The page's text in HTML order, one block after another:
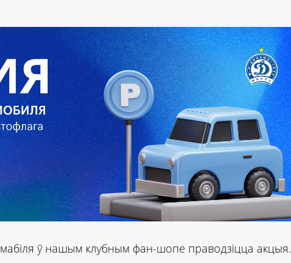
ў нашым клубным фан-шопе праводзіцца акцыя.